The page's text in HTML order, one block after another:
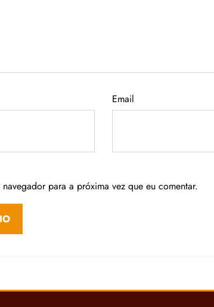
Email
navegador para a próxima vez que eu comentar.